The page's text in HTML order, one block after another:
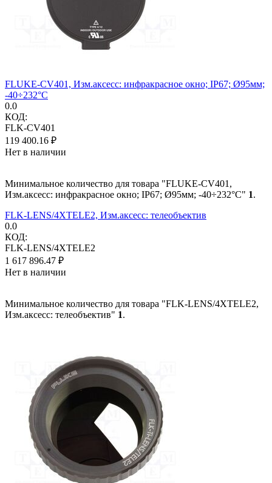
FLUKE-CV401, Изм.аксесс: инфракрасное окно; IP67; Ø95мм;
-40÷232°C
0.0
КОД:
FLK-CV401
119 400.16 ₽
Нет в наличии
Минимальное количество для товара "FLUKE-CV401,
Изм.аксесс: инфракрасное окно; IP67; Ø95мм; -40÷232°C" 1.
FLK-LENS/4XTELE2, Изм.аксесс: телеобъектив
0.0
КОД:
FLK-LENS/4XTELE2
1 617 896.47 ₽
Нет в наличии
Минимальное количество для товара "FLK-LENS/4XTELE2,
Изм.аксесс: телеобъектив" 1.